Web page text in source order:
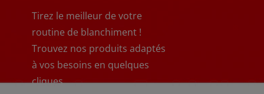
Tirez le meilleur de votre
routine de blanchiment !
Trouvez nos produits adaptés
à vos besoins en quelques
cliques